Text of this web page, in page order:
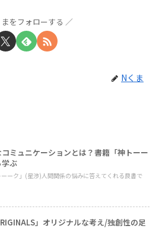
をフォローする
Nくま
ミュニケーションとは？書籍「神トーー
ぶ
ーク」(星渉)人間関係の悩みに答えてくれる良書で
」オリジナルな考え/独創性の足